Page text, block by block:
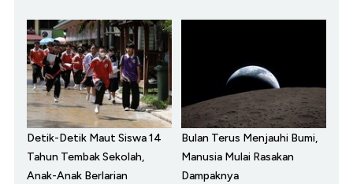
Detik-Detik Maut Siswa 14
Tahun Tembak Sekolah,
Anak-Anak Berlarian
Bulan Terus Menjauhi Bumi,
Manusia Mulai Rasakan
Dampaknya